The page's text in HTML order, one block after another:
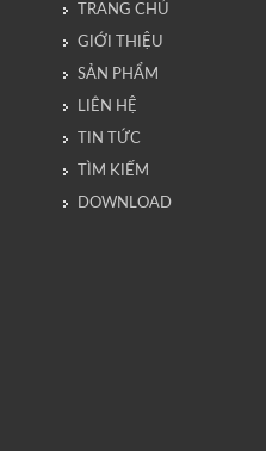
TRANG CHỦ
GIỚI THIỆU
SẢN PHẨM
LIÊN HỆ
TIN TỨC
TÌM KIẾM
DOWNLOAD